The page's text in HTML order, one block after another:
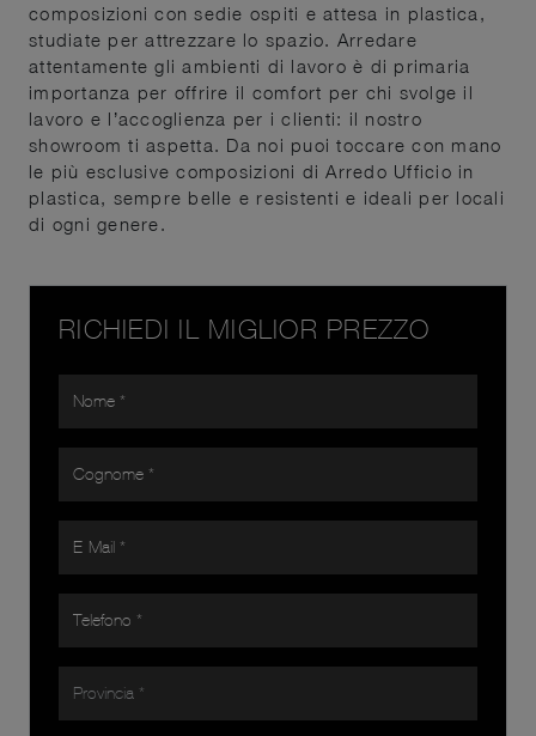
composizioni con sedie ospiti e attesa in plastica,
studiate per attrezzare lo spazio. Arredare
attentamente gli ambienti di lavoro è di primaria
importanza per offrire il comfort per chi svolge il
lavoro e l’accoglienza per i clienti: il nostro
showroom ti aspetta. Da noi puoi toccare con mano
le più esclusive composizioni di Arredo Ufficio in
plastica, sempre belle e resistenti e ideali per locali
di ogni genere.
RICHIEDI IL MIGLIOR PREZZO